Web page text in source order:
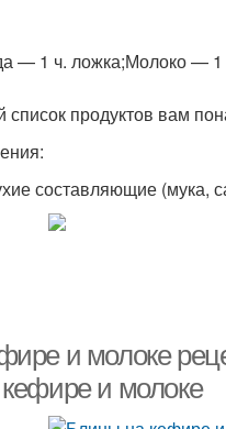
Тесто для
Молоко
— 1 ч. ложка;Молоко —
список продуктов вам
составляющие (мука,
и молоке
и молоке